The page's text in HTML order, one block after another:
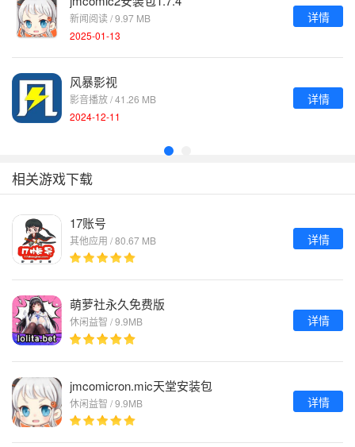
新闻阅读 / 9.97 MB
2025-01-13
详情
风暴影视
影音播放 / 41.26 MB
2024-12-11
详情
相关游戏下载
17账号
其他应用 / 80.67 MB 详情
萌萝社永久免费版
休闲益智 / 9.9MB 详情
jmcomicron.mic天堂安装包
休闲益智 / 9.9MB 详情